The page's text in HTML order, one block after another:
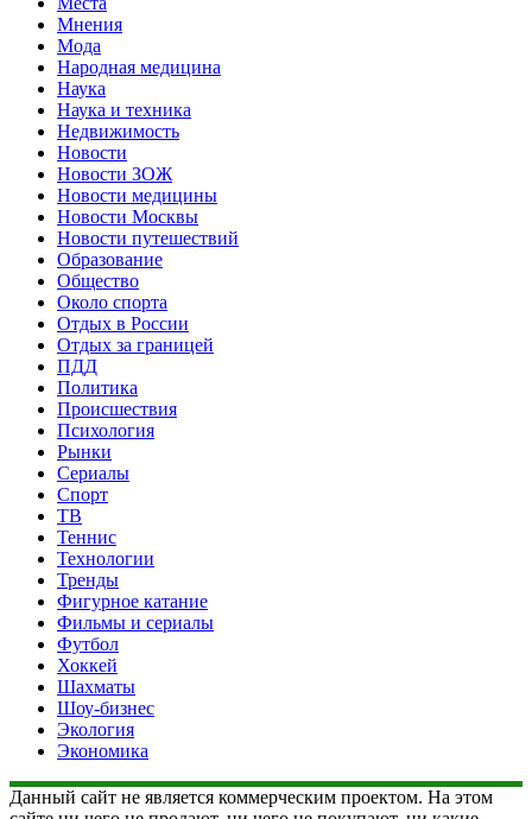
Мнения
Мода
Народная медицина
Наука
Наука и техника
Недвижимость
Новости
Новости ЗОЖ
Новости медицины
Новости Москвы
Новости путешествий
Образование
Общество
Около спорта
Отдых в России
Отдых за границей
ПДД
Политика
Происшествия
Психология
Рынки
Сериалы
Спорт
ТВ
Теннис
Технологии
Тренды
Фигурное катание
Фильмы и сериалы
Футбол
Хоккей
Шахматы
Шоу-бизнес
Экология
Экономика
Данный сайт не является коммерческим проектом. На этом